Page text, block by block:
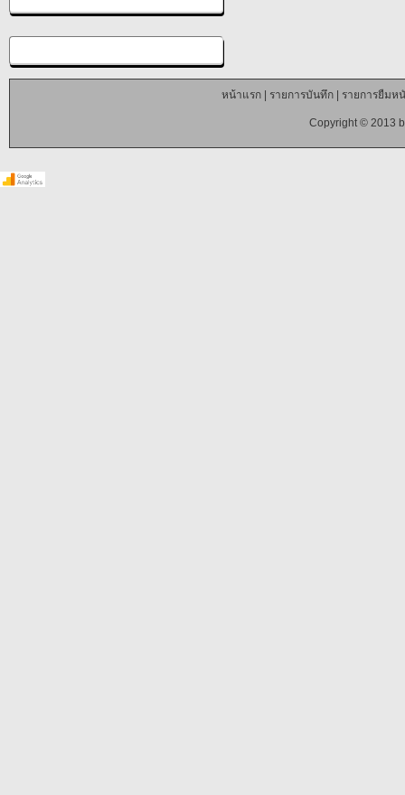
หน้าแรก| รายการบันทึก| รายการยืมห
Copyright © 2013